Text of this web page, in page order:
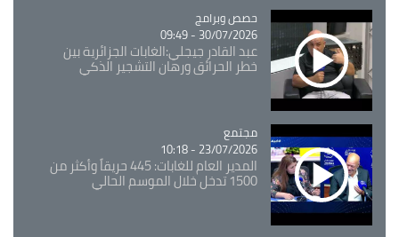
Catégorie
حصص وبرامج
30/07/2026 - 09:49
عبد القادر جيجلي:الغابات الجزائرية بين
خطر الحرائق ورهان التشجير الذكي
Catégorie
مجتمع
23/07/2026 - 10:18
المدير العام للغابات: 445 حريقاً وأكثر من
1500 تدخل خلال الموسم الحالي